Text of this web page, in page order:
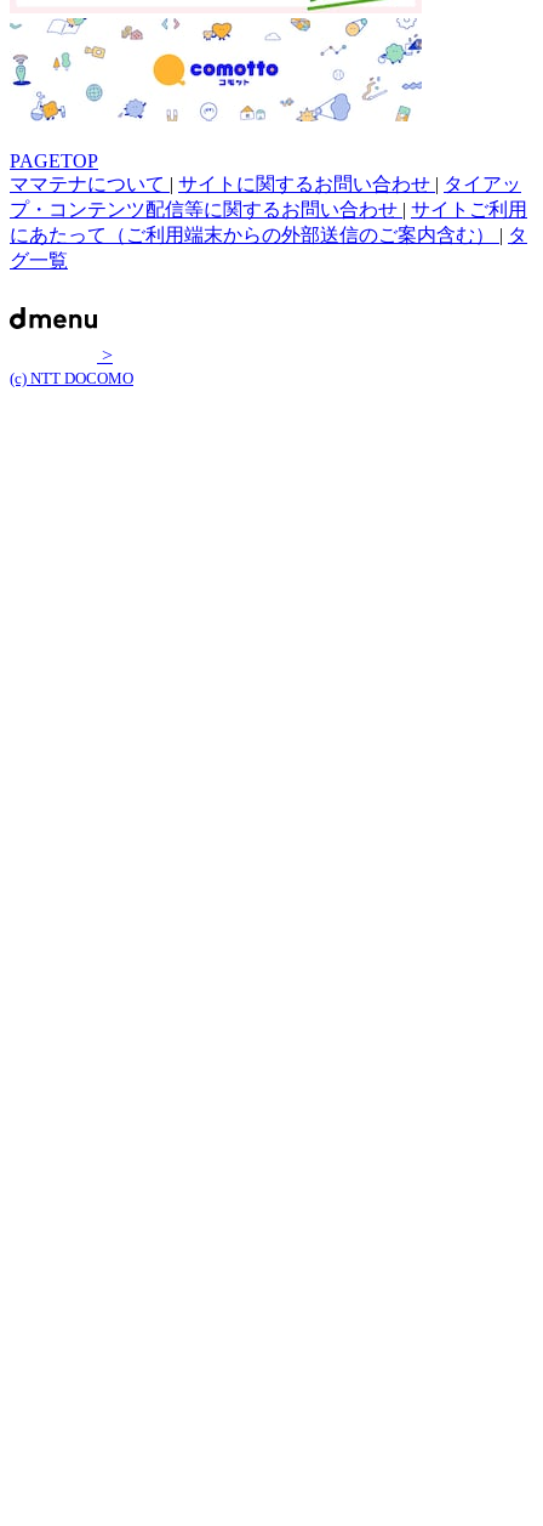
PAGETOP
ママテナについて | サイトに関するお問い合わせ | タイアッ
プ・コンテンツ配信等に関するお問い合わせ | サイトご利用
にあたって（ご利用端末からの外部送信のご案内含む） | タ
グ一覧
>
(c) NTT DOCOMO